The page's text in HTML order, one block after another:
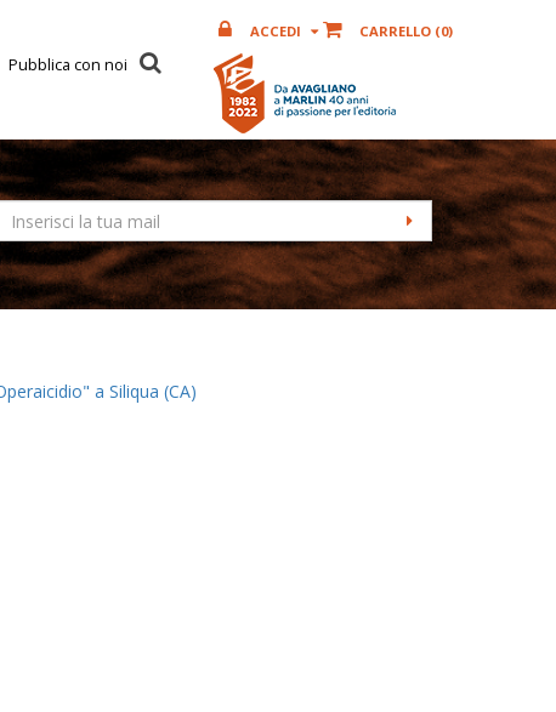
Pubblica con noi
ACCEDI CARRELLO (0)